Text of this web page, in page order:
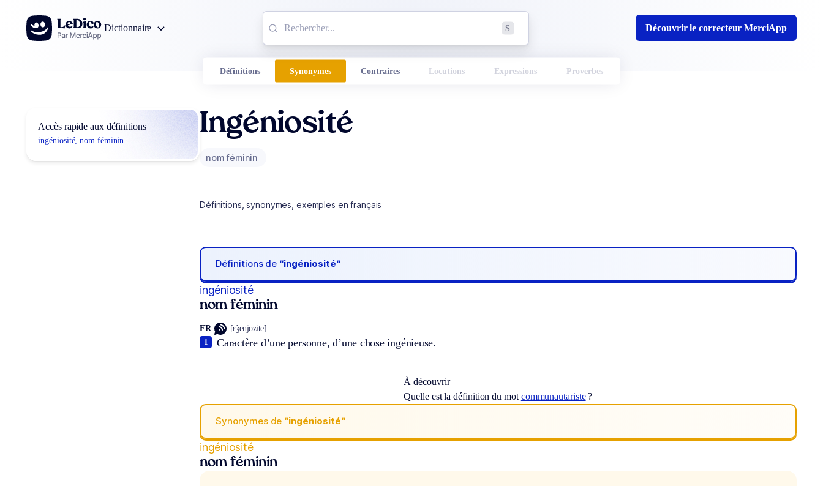
Aller au contenu
Dictionnaire
S Découvrir le correcteur MerciApp
Définitions Synonymes Contraires Locutions Expressions Proverbes
Accès rapide aux définitions
ingéniosité, nom féminin
Ingéniosité
nom féminin
Définitions, synonymes, exemples en français
Définitions de “ingéniosité“
ingéniosité
nom féminin
FR [ɛ̃ʒenjozite]
Caractère d’une personne, d’une chose ingénieuse.
1
À découvrir
Quelle est la définition du mot communautariste?
Synonymes de “ingéniosité“
ingéniosité
nom féminin